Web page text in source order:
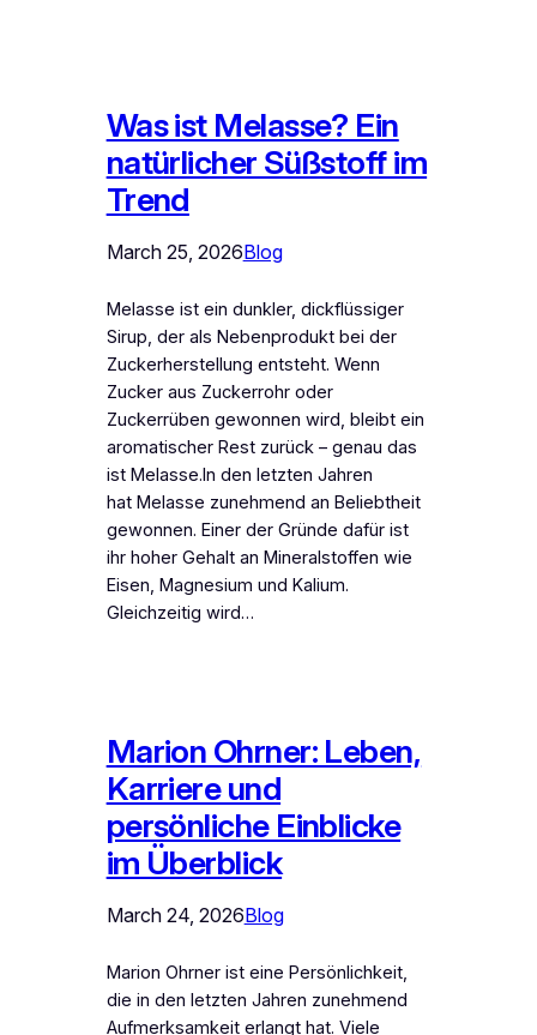
Was ist Melasse? Ein
natürlicher Süßstoff im
Trend
March 25, 2026Blog
Melasse ist ein dunkler, dickflüssiger
Sirup, der als Nebenprodukt bei der
Zuckerherstellung entsteht. Wenn
Zucker aus Zuckerrohr oder
Zuckerrüben gewonnen wird, bleibt ein
aromatischer Rest zurück – genau das
ist Melasse.In den letzten Jahren
hat Melasse zunehmend an Beliebtheit
gewonnen. Einer der Gründe dafür ist
ihr hoher Gehalt an Mineralstoffen wie
Eisen, Magnesium und Kalium.
Gleichzeitig wird…
Marion Ohrner: Leben,
Karriere und
persönliche Einblicke
im Überblick
March 24, 2026Blog
Marion Ohrner ist eine Persönlichkeit,
die in den letzten Jahren zunehmend
Aufmerksamkeit erlangt hat. Viele